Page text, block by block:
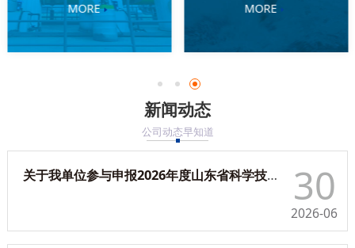
MORE MORE
新闻动态
公司动态早知道
30
2026-06
关于我单位参与申报2026年度山东省科学技术奖项目的公示